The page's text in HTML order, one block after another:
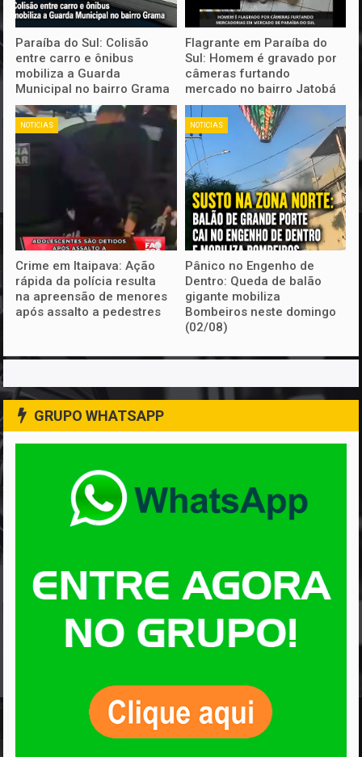
Paraíba do Sul: Colisão
entre carro e ônibus
mobiliza a Guarda
Municipal no bairro Grama
Flagrante em Paraíba do
Sul: Homem é gravado por
câmeras furtando
mercado no bairro Jatobá
NOTICIAS
Crime em Itaipava: Ação
rápida da polícia resulta
na apreensão de menores
após assalto a pedestres
NOTICIAS
Pânico no Engenho de
Dentro: Queda de balão
gigante mobiliza
Bombeiros neste domingo
(02/08)
GRUPO WHATSAPP